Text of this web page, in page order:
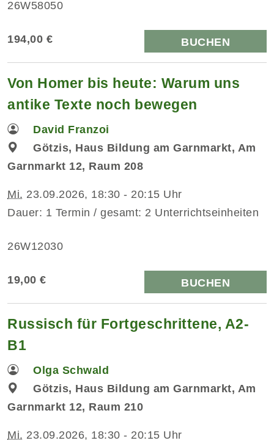
26W58050
194,00 € BUCHEN
Von Homer bis heute: Warum uns
antike Texte noch bewegen
David Franzoi
Götzis, Haus Bildung am Garnmarkt, Am
Garnmarkt 12, Raum 208
Mi. 23.09.2026, 18:30 - 20:15 Uhr
Dauer: 1 Termin / gesamt: 2 Unterrichtseinheiten
26W12030
19,00 € BUCHEN
Russisch für Fortgeschrittene, A2-
B1
Olga Schwald
Götzis, Haus Bildung am Garnmarkt, Am
Garnmarkt 12, Raum 210
Mi. 23.09.2026, 18:30 - 20:15 Uhr